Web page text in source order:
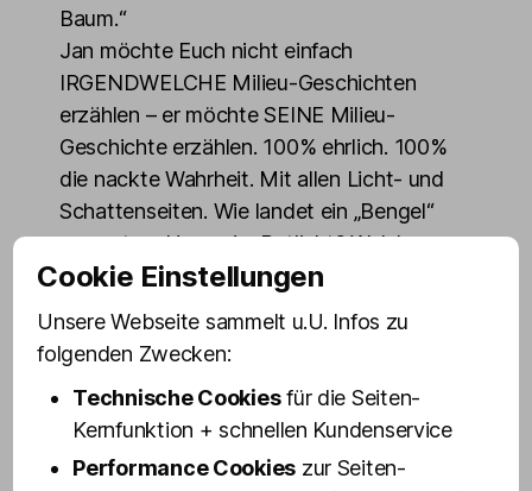
Baum.“
Jan möchte Euch nicht einfach
IRGENDWELCHE Milieu-Geschichten
erzählen – er möchte SEINE Milieu-
Geschichte erzählen. 100% ehrlich. 100%
die nackte Wahrheit. Mit allen Licht- und
Schattenseiten. Wie landet ein „Bengel“
aus gutem Hause im Rotlicht? Welche
Aufgaben gibt es dort? Was macht ein
Frauen ins älteste Gewerbe der Welt
einzusteigen? Wie hat sich das Milieu
verändert?
Cookie Einstellungen
Unsere Webseite sammelt u.U. Infos zu
folgenden Zwecken:
Technische Cookiesfür die Seiten-
Kernfunktion + schnellen Kundenservice
Performance Cookies zur Seiten-